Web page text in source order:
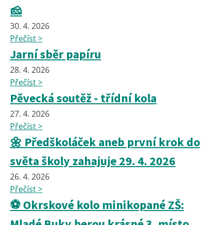
🧀
30. 4. 2026
Přečíst >
Jarní sběr papíru
28. 4. 2026
Přečíst >
Pěvecká soutěž - třídní kola
27. 4. 2026
Přečíst >
🌼 Předškoláček aneb první krok do
světa školy zahajuje 29. 4. 2026
26. 4. 2026
Přečíst >
⚽ Okrskové kolo minikopané ZŠ: